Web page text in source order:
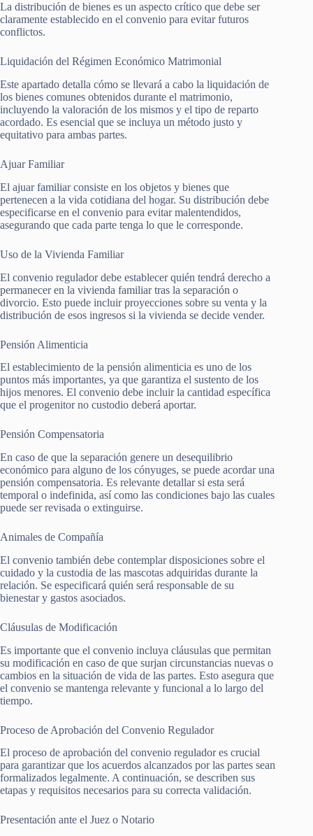
La distribución de bienes es un aspecto crítico que debe ser
claramente establecido en el convenio para evitar futuros
conflictos.
Liquidación del Régimen Económico Matrimonial
Este apartado detalla cómo se llevará a cabo la liquidación de
los bienes comunes obtenidos durante el matrimonio,
incluyendo la valoración de los mismos y el tipo de reparto
acordado. Es esencial que se incluya un método justo y
equitativo para ambas partes.
Ajuar Familiar
El ajuar familiar consiste en los objetos y bienes que
pertenecen a la vida cotidiana del hogar. Su distribución debe
especificarse en el convenio para evitar malentendidos,
asegurando que cada parte tenga lo que le corresponde.
Uso de la Vivienda Familiar
El convenio regulador debe establecer quién tendrá derecho a
permanecer en la vivienda familiar tras la separación o
divorcio. Esto puede incluir proyecciones sobre su venta y la
distribución de esos ingresos si la vivienda se decide vender.
Pensión Alimenticia
El establecimiento de la pensión alimenticia es uno de los
puntos más importantes, ya que garantiza el sustento de los
hijos menores. El convenio debe incluir la cantidad específica
que el progenitor no custodio deberá aportar.
Pensión Compensatoria
En caso de que la separación genere un desequilibrio
económico para alguno de los cónyuges, se puede acordar una
pensión compensatoria. Es relevante detallar si esta será
temporal o indefinida, así como las condiciones bajo las cuales
puede ser revisada o extinguirse.
Animales de Compañía
El convenio también debe contemplar disposiciones sobre el
cuidado y la custodia de las mascotas adquiridas durante la
relación. Se especificará quién será responsable de su
bienestar y gastos asociados.
Cláusulas de Modificación
Es importante que el convenio incluya cláusulas que permitan
su modificación en caso de que surjan circunstancias nuevas o
cambios en la situación de vida de las partes. Esto asegura que
el convenio se mantenga relevante y funcional a lo largo del
tiempo.
Proceso de Aprobación del Convenio Regulador
El proceso de aprobación del convenio regulador es crucial
para garantizar que los acuerdos alcanzados por las partes sean
formalizados legalmente. A continuación, se describen sus
etapas y requisitos necesarios para su correcta validación.
Presentación ante el Juez o Notario